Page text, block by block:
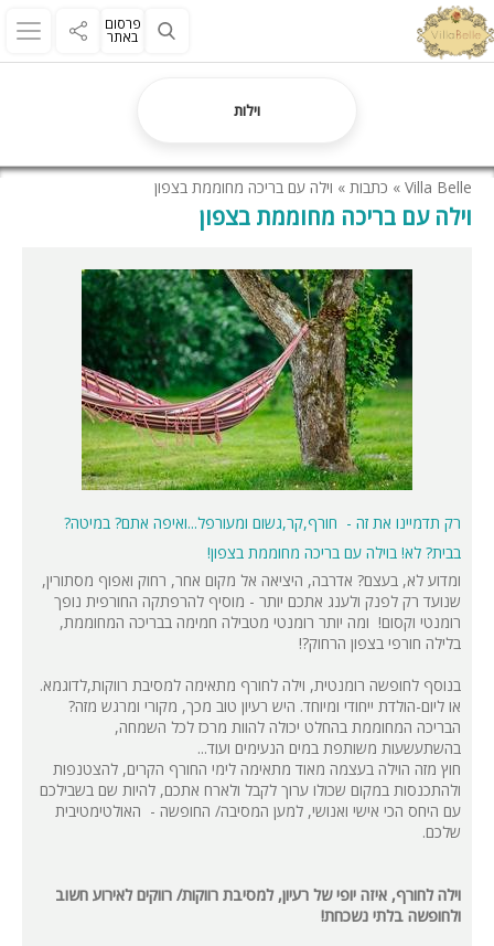
פרסום
באתר
וילות
Villa Belle
» כתבות » וילה עם בריכה מחוממת בצפון
וילה עם בריכה מחוממת בצפון
רק תדמיינו את זה - חורף,קר,גשום ומעורפל...ואיפה אתם? במיטה?
בבית? לא! בוילה עם בריכה מחוממת בצפון!
ומדוע לא, בעצם? אדרבה, היציאה אל מקום אחר, רחוק ואפוף מסתורין,
שנועד רק לפנק ולענג אתכם יותר - מוסיף להרפתקה החורפית נופך
רומנטי וקסום! ומה יותר רומנטי מטבילה חמימה בבריכה המחוממת,
בלילה חורפי בצפון הרחוק?!
בנוסף לחופשה רומנטית, וילה לחורף מתאימה למסיבת רווקות,לדוגמא.
או ליום-הולדת ייחודי ומיוחד. היש רעיון טוב מכך, מקורי ומרגש מזה?
הבריכה המחוממת בהחלט יכולה להוות מרכז לכל השמחה,
בהשתעשעות משותפת במים הנעימים ועוד...
חוץ מזה הוילה בעצמה מאוד מתאימה לימי החורף הקרים, להצטנפות
ולהתכנסות במקום שכולו ערוך לקבל ולארח אתכם, להיות שם בשבילכם
עם היחס הכי אישי ואנושי, למען המסיבה/ החופשה - האולטימטיבית
שלכם.
וילה לחורף, איזה יופי של רעיון, למסיבת רווקות/ רווקים לאירוע חשוב
ולחופשה בלתי נשכחת!